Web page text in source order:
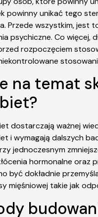
unikać tego
Przede wszystkim,
psychiczne. Co
rozpoczęciem
na temat
dostarczają ważnej
i wymagają dalszych
jednoczesnym
hormonalne
być dokładnie
mięśniowej takie jak